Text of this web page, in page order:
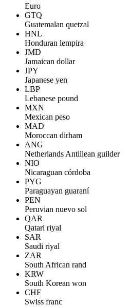
Euro
GTQ
Guatemalan quetzal
HNL
Honduran lempira
JMD
Jamaican dollar
JPY
Japanese yen
LBP
Lebanese pound
MXN
Mexican peso
MAD
Moroccan dirham
ANG
Netherlands Antillean guilder
NIO
Nicaraguan córdoba
PYG
Paraguayan guaraní
PEN
Peruvian nuevo sol
QAR
Qatari riyal
SAR
Saudi riyal
ZAR
South African rand
KRW
South Korean won
CHF
Swiss franc